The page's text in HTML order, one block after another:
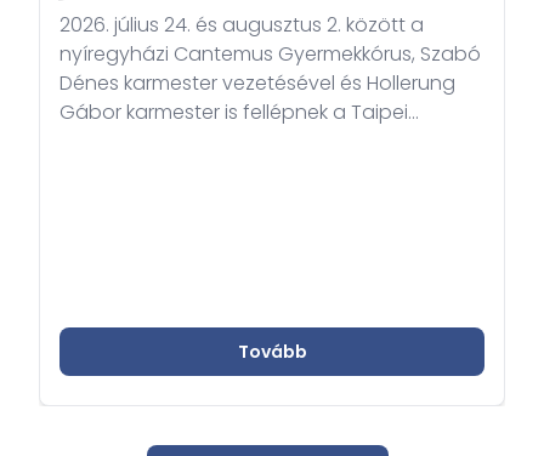
2026. július 24. és augusztus 2. között a
nyíregyházi Cantemus Gyermekkórus, Szabó
Dénes karmester vezetésével és Hollerung
Gábor karmester is fellépnek a Taipei
Tovább